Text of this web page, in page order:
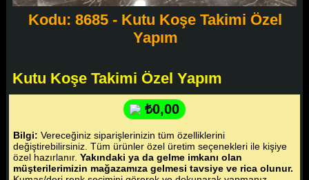
Kodu: 8685 - Kutu Koşe Takimi Özel
Yapım
Kutu Koşe Takimi Özel Yapım
₺0,00
Bilgi: Vereceğiniz siparişlerinizin tüm özelliklerini
değiştirebilirsiniz. Tüm ürünler özel üretim seçenekleri ile kişiye
özel hazırlanır.Yakındaki ya da gelme imkanı olan
müşterilerimizin mağazamıza gelmesi tavsiye ve rica olunur.